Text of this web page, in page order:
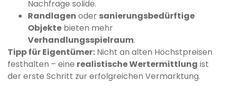
Nachfrage solide.
Randlagen oder sanierungsbedürftige
Objekte bieten mehr
Verhandlungsspielraum.
Tipp für Eigentümer: Nicht an alten Höchstpreisen
festhalten – eine realistische Wertermittlung ist
der erste Schritt zur erfolgreichen Vermarktung.